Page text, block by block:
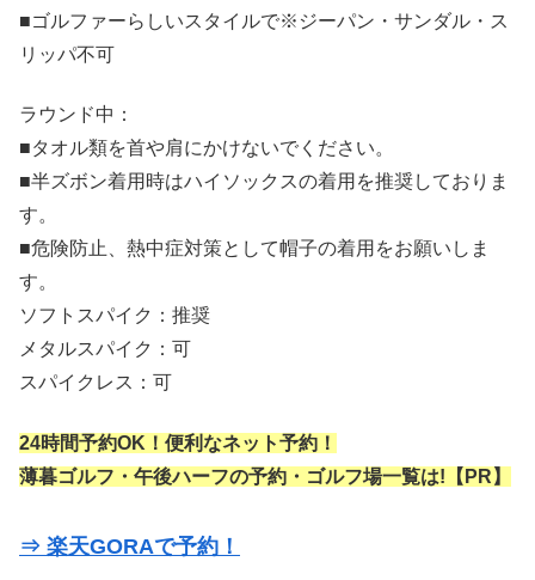
■ゴルファーらしいスタイルで※ジーパン・サンダル・ス
リッパ不可
ラウンド中：
■タオル類を首や肩にかけないでください。
■半ズボン着用時はハイソックスの着用を推奨しておりま
す。
■危険防止、熱中症対策として帽子の着用をお願いしま
す。
ソフトスパイク：推奨
メタルスパイク：可
スパイクレス：可
24時間予約OK！便利なネット予約！
薄暮ゴルフ・午後ハーフの予約・ゴルフ場一覧は!【PR】
⇒ 楽天GORAで予約！